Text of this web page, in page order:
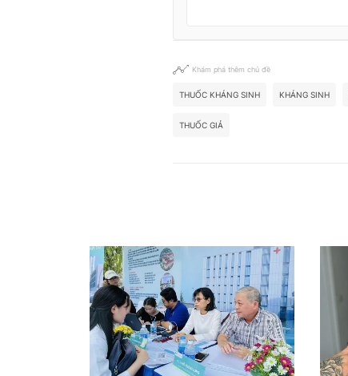
Khám phá thêm chủ đề
THUỐC KHÁNG SINH KHÁNG SINH
THUỐC GIẢ